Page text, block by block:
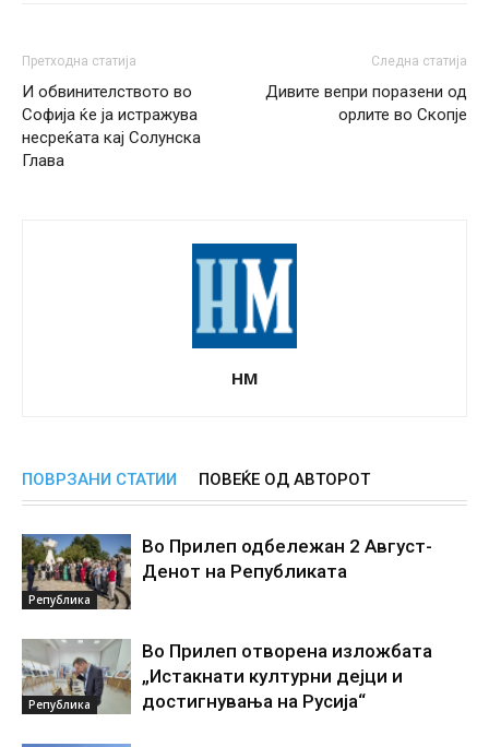
Претходна статија
И обвинителството во
Софија ќе ја истражува
несреќата кај Солунска
Глава
Следна статија
Дивите вепри поразени од
орлите во Скопје
НМ
ПОВРЗАНИ СТАТИИ ПОВЕЌЕ ОД АВТОРОТ
Република
Во Прилеп одбележан 2 Август-
Денот на Републиката
Република
Во Прилеп отворена изложбата
„Истакнати културни дејци и
достигнувања на Русија“